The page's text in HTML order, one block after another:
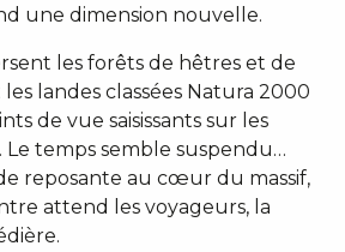
une dimension nouvelle.
les forêts de hêtres et de
landes classées Natura 2000
de vue saisissants sur les
Le temps semble suspendu…
reposante au cœur du massif,
attend les voyageurs, la